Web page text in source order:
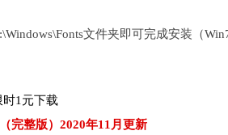
文件夹即可完成安装（
1元下载
完整版）2020年11月更新